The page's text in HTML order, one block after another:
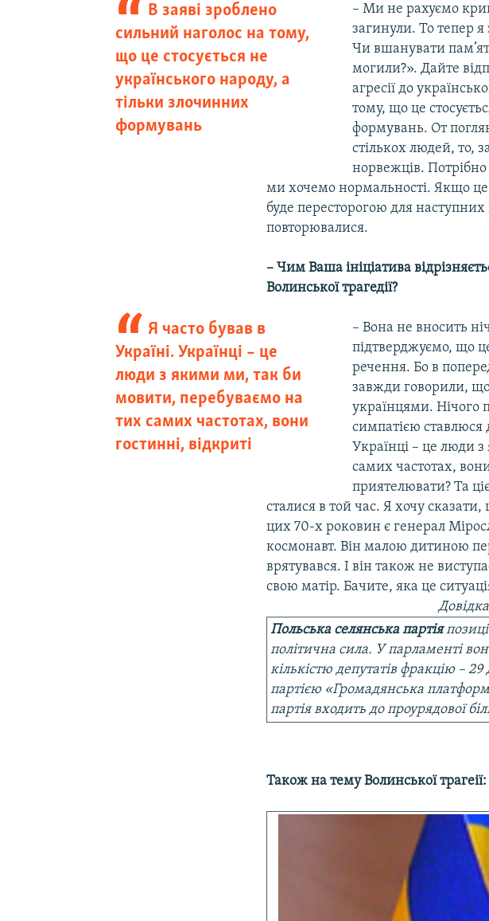
В заяві зроблено
сильний наголос на тому,
що це стосується не
українського народу, а
тільки злочинних
формувань
– Ми не рахуємо
загинули. То тепер
Чи вшанувати
могили?». Дайте
агресії до
тому, що це
формувань. От
стількох людей, то,
норвежців.
ми хочемо нормальності. Якщо це
буде пересторогою для наступних
повторювалися.
– Чим Ваша ініціатива
Волинської трагедії?
Я часто бував в
Україні. Українці – це
люди з якими ми, так би
мовити, перебуваємо на
тих самих частотах, вони
гостинні, відкриті
– Вона не вносить
підтверджуємо, що
речення. Бо в
завжди говорили, що
українцями. Нічого
симпатією ставлюся
Українці – це люди
самих частотах,
приятелювати? Та
сталися в той час. Я хочу
цих 70-х роковин є генерал
космонавт. Він малою дитиною
врятувався. І він також не
свою матір. Бачите, яка це
Польська селянська партія
політична сила. У парламенті
кількістю депутатів фракцію – 29
партією «Громадянська
партія входить до проурядової
Також на тему Волинської трагеії: